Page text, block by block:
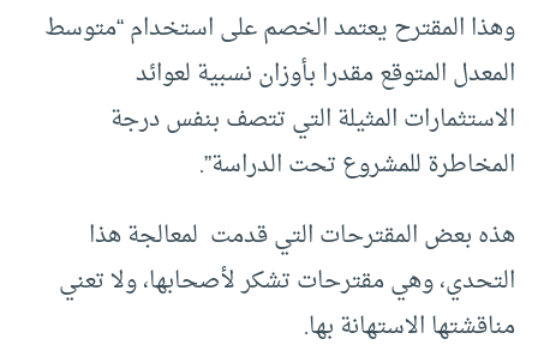
وهذا المقترح يعتمد الخصم على استخدام “متوسط
المعدل المتوقع مقدرا بأوزان نسبية لعوائد
الاستثمارات المثيلة التي تتصف بنفس درجة
المخاطرة للمشروع تحت الدراسة”.
هذه بعض المقترحات التي قدمت لمعالجة هذا
التحدي، وهي مقترحات تشكر لأصحابها، ولا تعني
مناقشتها الاستهانة بها.